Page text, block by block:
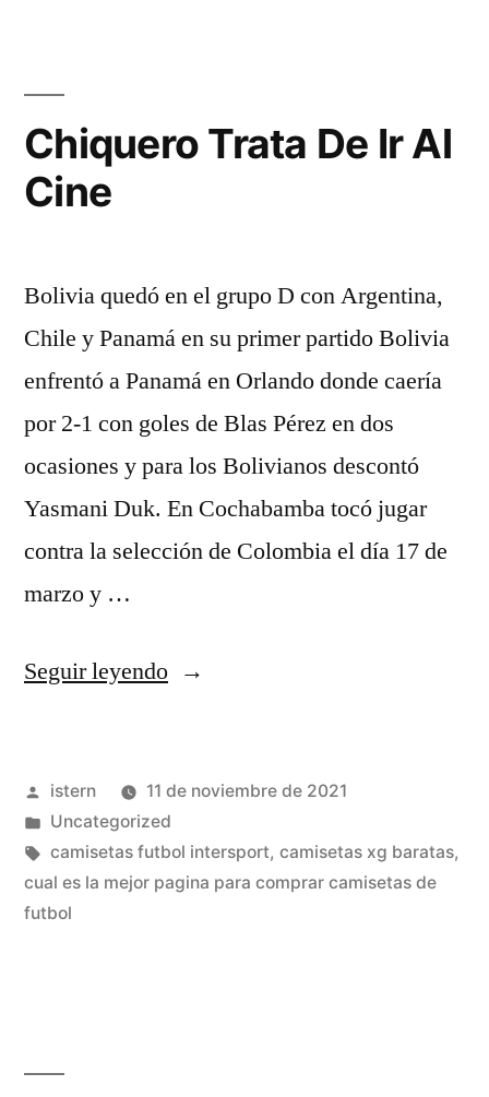
Chiquero Trata De Ir Al
Cine
Bolivia quedó en el grupo D con Argentina,
Chile y Panamá en su primer partido Bolivia
enfrentó a Panamá en Orlando donde caería
por 2-1 con goles de Blas Pérez en dos
ocasiones y para los Bolivianos descontó
Yasmani Duk. En Cochabamba tocó jugar
contra la selección de Colombia el día 17 de
marzo y …
Seguir leyendo«Chiquero
Ir
Al
Cine»
Publicado
por
istern
11 de noviembre de 2021
Publicado
en
Uncategorized
Etiquetas:
camisetas futbol intersport, camisetas xg baratas,
cual es la mejor pagina para comprar camisetas de
futbol